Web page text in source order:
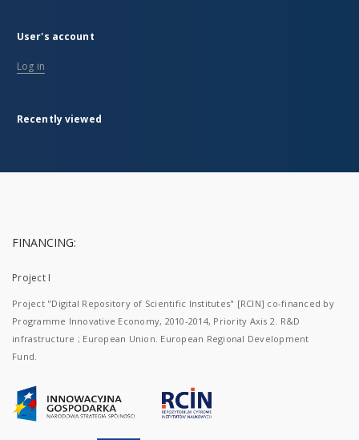
User's account
Log in
Recently viewed
FINANCING:
Project I
Project "Digital Repository of Scientific Institutes" [RCIN] co-financed by
Programme Innovative Economy, 2010-2014, Priority Axis 2. R&D
infrastructure ; European Union. European Regional Development
Fund.